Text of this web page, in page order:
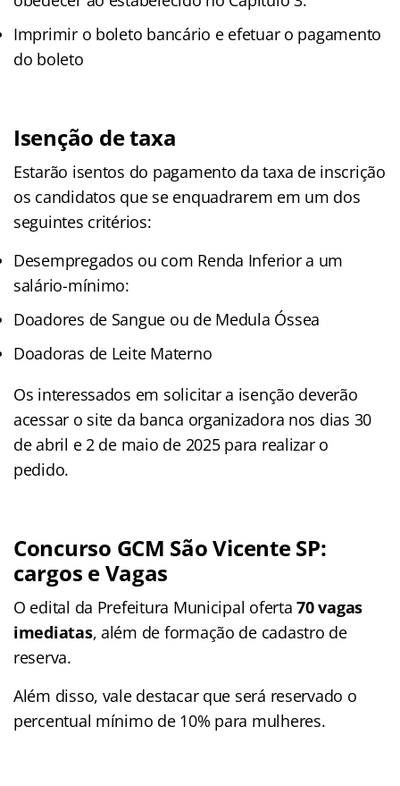
Imprimir o boleto bancário e efetuar o pagamento
do boleto
Isenção de taxa
Estarão isentos do pagamento da taxa de inscrição
os candidatos que se enquadrarem em um dos
seguintes critérios:
Desempregados ou com Renda Inferior a um
salário-mínimo:
Doadores de Sangue ou de Medula Óssea
Doadoras de Leite Materno
Os interessados em solicitar a isenção deverão
acessar o site da banca organizadora nos dias 30
de abril e 2 de maio de 2025 para realizar o
pedido.
Concurso GCM São Vicente SP:
cargos e Vagas
O edital da Prefeitura Municipal oferta70 vagas
imediatas, além de formação de cadastro de
reserva.
Além disso, vale destacar que será reservado o
percentual mínimo de 10% para mulheres.